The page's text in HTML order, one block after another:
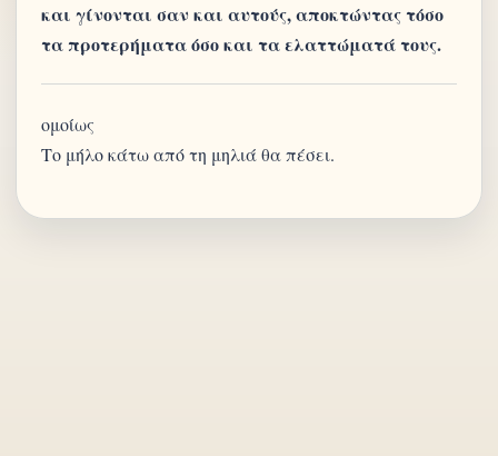
και γίνονται σαν και αυτούς, αποκτώντας τόσο
τα προτερήματα όσο και τα ελαττώματά τους.
ομοίως
Το μήλο κάτω από τη μηλιά θα πέσει.